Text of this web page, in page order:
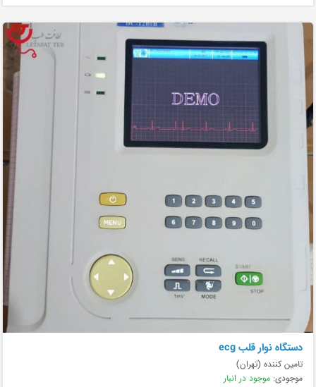
دستگاه نوار قلب ecg
تامین کننده (تهران)
موجودی: موجود در انبار